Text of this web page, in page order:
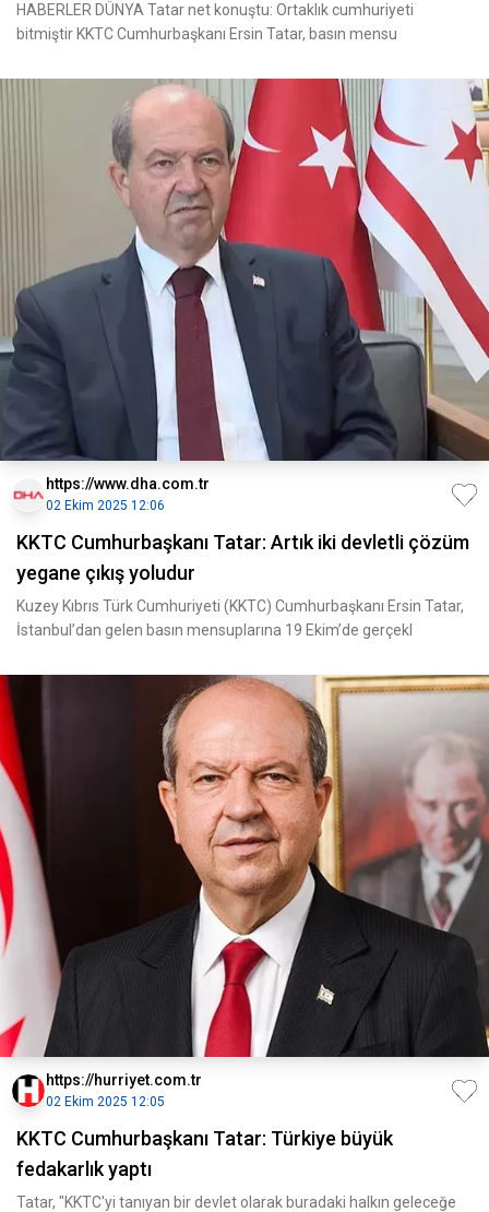
HABERLER DÜNYA Tatar net konuştu: Ortaklık cumhuriyeti
bitmiştir KKTC Cumhurbaşkanı Ersin Tatar, basın mensu
https://www.dha.com.tr
02 Ekim 2025 12:06
KKTC Cumhurbaşkanı Tatar: Artık iki devletli çözüm
yegane çıkış yoludur
Kuzey Kıbrıs Türk Cumhuriyeti (KKTC) Cumhurbaşkanı Ersin Tatar,
İstanbul’dan gelen basın mensuplarına 19 Ekim’de gerçekl
https://hurriyet.com.tr
02 Ekim 2025 12:05
KKTC Cumhurbaşkanı Tatar: Türkiye büyük
fedakarlık yaptı
Tatar, "KKTC'yi tanıyan bir devlet olarak buradaki halkın geleceğe